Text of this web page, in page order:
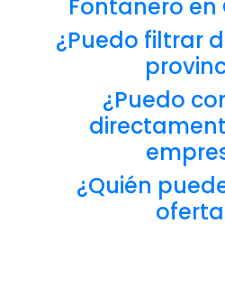
Fontanero en
¿Puedo filtrar
¿Puedo
¿Quién